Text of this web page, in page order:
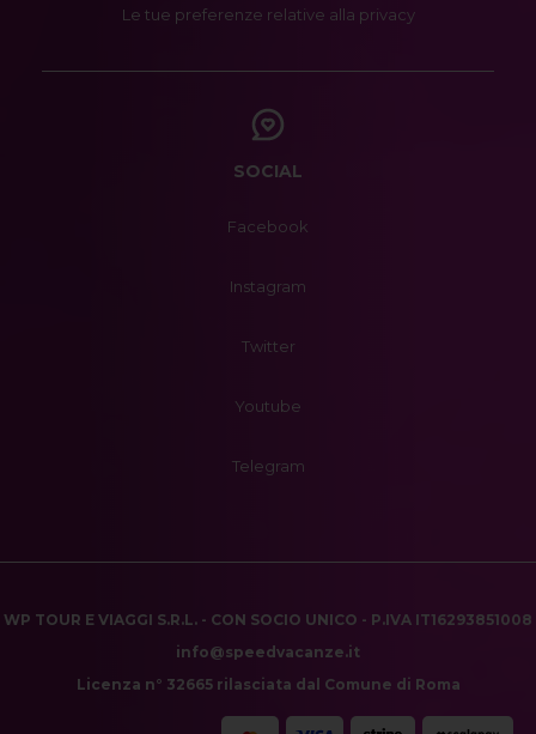
Le tue preferenze relative alla privacy
SOCIAL
Facebook
Instagram
Twitter
Youtube
Telegram
WP TOUR E VIAGGI S.R.L. - CON SOCIO UNICO - P.IVA IT16293851008
info@speedvacanze.it
Licenza n° 32665 rilasciata dal Comune di Roma